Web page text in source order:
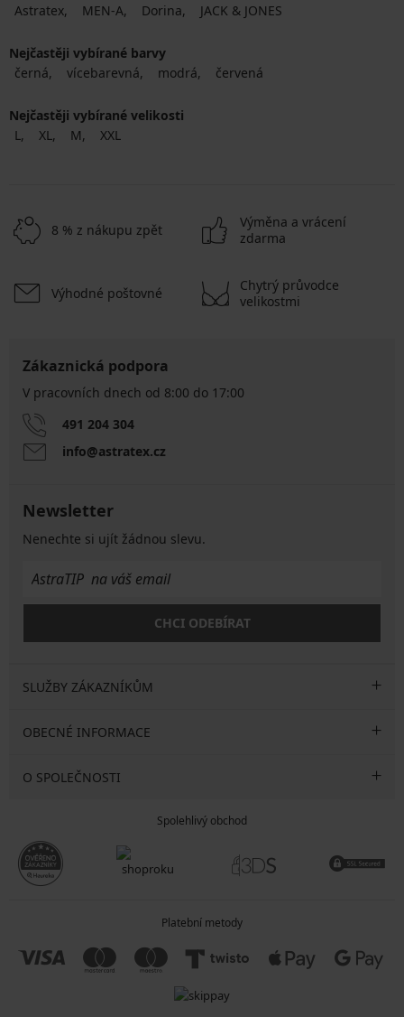
Astratex
MEN-A Dorina JACK & JONES
Nejčastěji vybírané barvy
černá
vícebarevná modrá červená
Nejčastěji vybírané velikosti
L
XL M XXL
8 % z nákupu zpět
Výměna a vrácení
zdarma
Výhodné poštovné
Chytrý průvodce
velikostmi
Zákaznická podpora
V pracovních dnech od 8:00 do 17:00
491 204 304
info@astratex.cz
Newsletter
Nenechte si ujít žádnou slevu.
CHCI ODEBÍRAT
SLUŽBY ZÁKAZNÍKŮM
OBECNÉ INFORMACE
O SPOLEČNOSTI
Spolehlivý obchod
Platební metody